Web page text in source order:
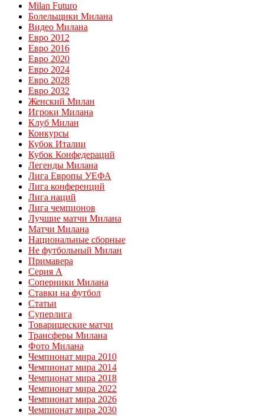
Milan Futuro
Болельщики Милана
Видео Милана
Евро 2012
Евро 2016
Евро 2020
Евро 2024
Евро 2028
Евро 2032
Женский Милан
Игроки Милана
Клуб Милан
Конкурсы
Кубок Италии
Кубок Конфедераций
Легенды Милана
Лига Европы УЕФА
Лига конференций
Лига наций
Лига чемпионов
Лучшие матчи Милана
Матчи Милана
Национальные сборные
Не футбольный Милан
Примавера
Серия А
Соперники Милана
Ставки на футбол
Статьи
Суперлига
Товарищеские матчи
Трансферы Милана
Фото Милана
Чемпионат мира 2010
Чемпионат мира 2014
Чемпионат мира 2018
Чемпионат мира 2022
Чемпионат мира 2026
Чемпионат мира 2030